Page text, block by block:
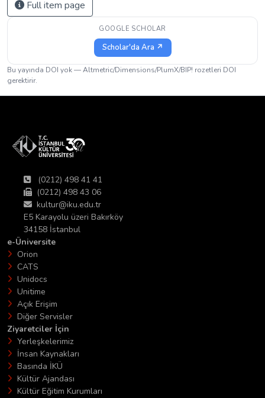
Full item page
GOOGLE SCHOLAR
Scholar'da Ara ↗
Bu yayında DOI yok — Altmetric/Dimensions/PlumX/BIP! rozetleri DOI
gerektirir.
(0212) 498 41 41
(0212) 498 43 06
kultur@iku.edu.tr
E5 Karayolu üzeri Bakırköy
34158 İstanbul
e-Üniversite
Orion
CATS
Unidocs
Unitime
Açık Erişim
Diğer Servisler
Ziyaretciler İçin
Yerleşkelerimiz
İnsan Kaynakları
Basında İKÜ
Kültür Ajandası
Kültür Eğitim Kurumları